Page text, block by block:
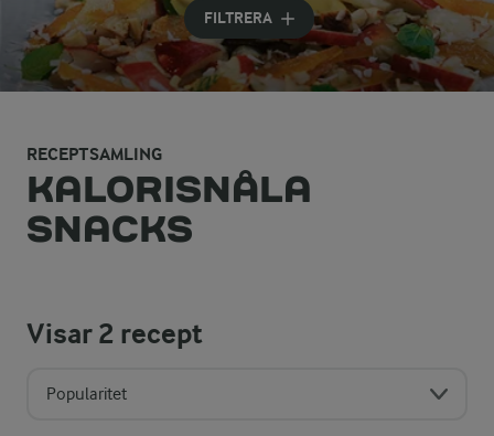
FILTRERA
RECEPTSAMLING
KALORISNÅLA
SNACKS
Visar2 recept
Popularitet